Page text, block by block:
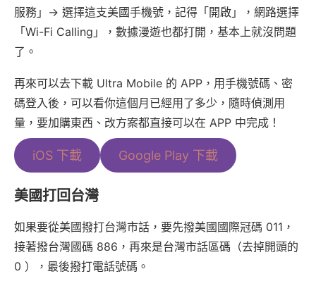
服務」-> 選擇這支美國手機號，記得「開啟」，網路選擇
「Wi-Fi Calling」，數據漫遊也都打開，基本上就沒問題
了。
再來可以去下載 Ultra Mobile 的 APP，用手機號碼、密
碼登入後，可以看你這個月已經用了多少，隨時偵測用
量，要加購東西、改方案都直接可以在 APP 中完成！
iOS 下載 Google Play 下載
美國打回台灣
如果要從美國撥打台灣市話，要先撥美國國際冠碼 011，
接著撥台灣國碼 886，再來是台灣市話區碼（去掉開頭的
0 ），最後撥打電話號碼。